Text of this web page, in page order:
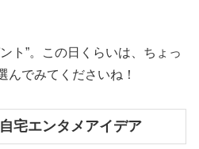
ト”。この日くらいは、ちょっ
んでみてくださいね！
宅エンタメアイデア